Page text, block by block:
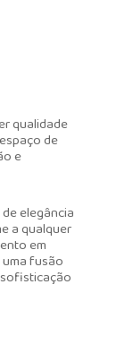
qualidade
de
e
elegância
a qualquer
em
fusão